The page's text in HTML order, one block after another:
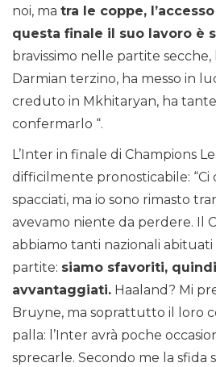
noi, ma tra le coppe,
questa finale il suo lavoro è
bravissimo nelle partite
Darmian terzino, ha messo in
creduto in Mkhitaryan, ha
confermarlo “.
L’Inter in finale di Champions
difficilmente pronosticabile:
spacciati, ma io sono rimasto
avevamo niente da perdere. Il
abbiamo tanti nazionali abituati
partite: siamo sfavoriti, quindi
avvantaggiati. Haaland? Mi
Bruyne, ma soprattutto il loro
palla: l’Inter avrà poche
sprecarle. Secondo me la sfida